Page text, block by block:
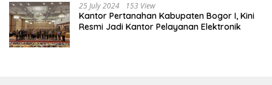
25 July 2024 153 View
Kantor Pertanahan Kabupaten Bogor I, Kini
Resmi Jadi Kantor Pelayanan Elektronik